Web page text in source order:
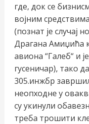
где, док се
војним
(познат је случај
Драгана Амиџића
авиона “Галеб“ и
гусеничар), тако
305.инжбр
неопходне у
су укинули
треба трошити